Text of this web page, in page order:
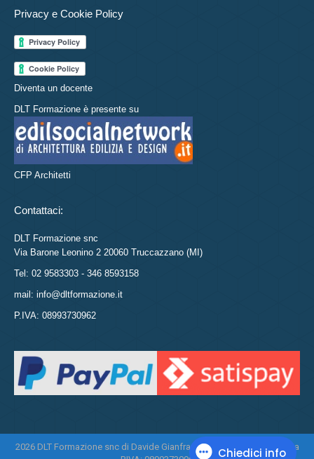
Privacy e Cookie Policy
Diventa un docente
DLT Formazione è presente su
CFP Architetti
Contattaci:
DLT Formazione snc
Via Barone Leonino 2 20060 Truccazzano (MI)
Tel: 02 9583303 - 346 8593158
mail: info@dltformazione.it
P.IVA: 08993730962
2026 DLT Formazione snc di Davide Gianfranco Di Leo e Daniela Tasca